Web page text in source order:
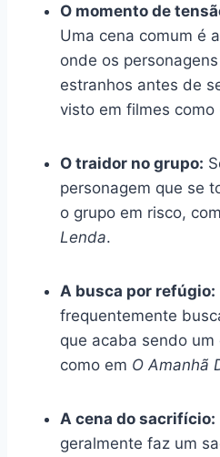
O momento de
Uma cena comum é
onde os
estranhos antes de
visto em filmes como
O traidor no grupo:
personagem que se
o grupo em risco,
Lenda.
A busca por refúgio:
frequentemente
que acaba sendo
como em O Amanhã
A cena do sacrifício:
geralmente faz um